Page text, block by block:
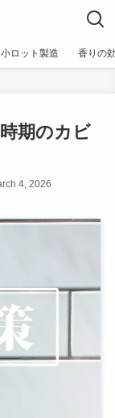
ロット製造 香りの
期のカビ
4, 2026